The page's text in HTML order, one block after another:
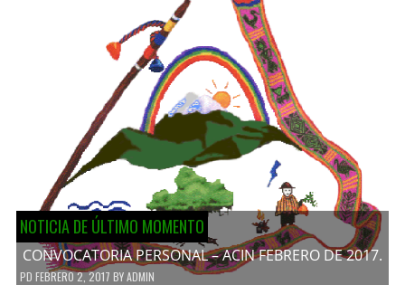
NOTICIA DE ÚLTIMO MOMENTO
CONVOCATORIA PERSONAL – ACIN FEBRERO DE 2017.
PD FEBRERO 2, 2017 BYADMIN